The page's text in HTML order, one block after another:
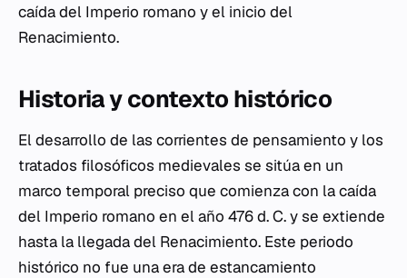
caída del Imperio romano y el inicio del
Renacimiento.
Historia y contexto histórico
El desarrollo de las corrientes de pensamiento y los
tratados filosóficos medievales se sitúa en un
marco temporal preciso que comienza con la caída
del Imperio romano en el año 476 d. C. y se extiende
hasta la llegada del Renacimiento. Este periodo
histórico no fue una era de estancamiento